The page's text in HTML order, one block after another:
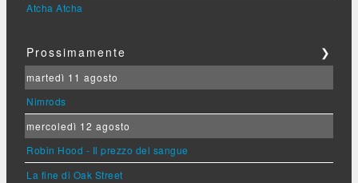
Atcha Atcha
Prossimamente ❯
martedì 11 agosto
Nimrods
mercoledì 12 agosto
Robin Hood - Il prezzo del sangue
La fine di Oak Street